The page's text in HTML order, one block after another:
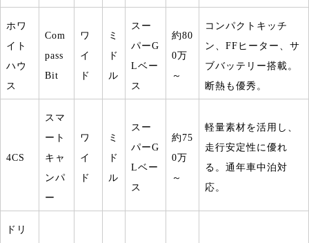
ホワ
イト
ハウ
ス
Com
pass
Bit
ワ
イ
ド
ミ
ド
ル
スー
パーG
Lベー
ス
約80
0万
～
コンパクトキッチ
ン、 FF ヒーター、サ
ブバッテリー搭載。
断熱も優秀。
4CS
スマ
ート
キャ
ンパ
ー
ワ
イ
ド
ミ
ド
ル
スー
パーG
Lベー
ス
約 75
0万
～
軽量素材を活用し、
走行安定性に優れ
る。通年車中泊対
応。
ドリ